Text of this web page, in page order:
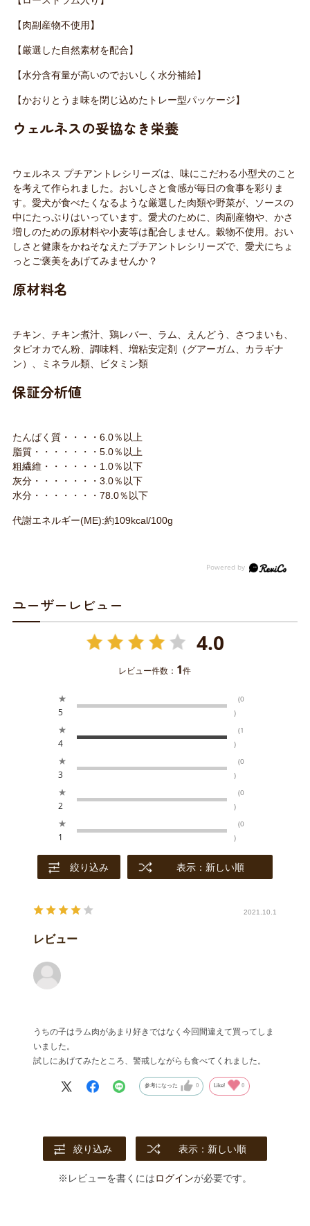
【肉副産物不使用】
【厳選した自然素材を配合】
【水分含有量が高いのでおいしく水分補給】
【かおりとうま味を閉じ込めたトレー型パッケージ】
ウェルネスの妥協なき栄養
ウェルネス プチアントレシリーズは、味にこだわる小型犬のこと
を考えて作られました。おいしさと食感が毎日の食事を彩りま
す。愛犬が食べたくなるような厳選した肉類や野菜が、ソースの
中にたっぷりはいっています。愛犬のために、肉副産物や、かさ
増しのための原材料や小麦等は配合しません。穀物不使用。おい
しさと健康をかねそなえたプチアントレシリーズで、愛犬にちょ
っとご褒美をあげてみませんか？
原材料名
チキン、チキン煮汁、鶏レバー、ラム、えんどう、さつまいも、
タピオカでん粉、調味料、増粘安定剤（グアーガム、カラギナ
ン）、ミネラル類、ビタミン類
保証分析値
たんぱく質・・・・6.0％以上
脂質・・・・・・・5.0％以上
粗繊維・・・・・・1.0％以下
灰分・・・・・・・3.0％以下
水分・・・・・・・78.0％以下
代謝エネルギー(ME):約109kcal/100g
ユーザーレビュー
4.0
レビュー件数： 1件
★
5
(0
)
★
4
(1
)
★
3
(0
)
★
2
(0
)
★
1
(0
)
絞り込み 表示：新しい順
2021.10.1
レビュー
うちの子はラム肉があまり好きではなく今回間違えて買ってしま
いました。
試しにあげてみたところ、警戒しながらも食べてくれました。
参考になった 0 Like! 0
絞り込み 表示：新しい順
※レビューを書くにはログインが必要です。